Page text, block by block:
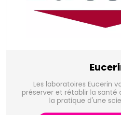
Les laboratoires Eucerin
préserver et rétablir la santé
la pratique d'une